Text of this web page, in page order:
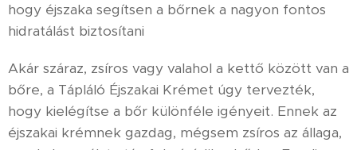
hogy éjszaka segítsen a bőrnek a nagyon fontos
hidratálást biztosítani
Akár száraz, zsíros vagy valahol a kettő között van a
bőre, a Tápláló Éjszakai Krémet úgy tervezték,
hogy kielégítse a bőr különféle igényeit. Ennek az
éjszakai krémnek gazdag, mégsem zsíros az állaga,